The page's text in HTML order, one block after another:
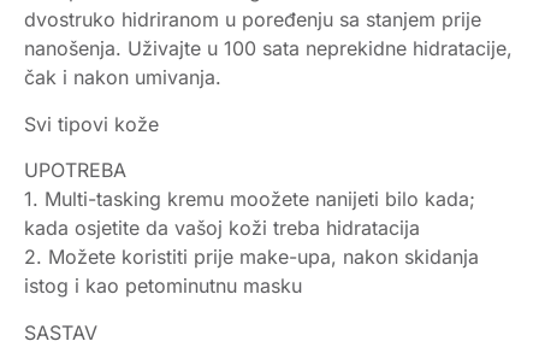
dvostruko hidriranom u poređenju sa stanjem prije
nanošenja. Uživajte u 100 sata neprekidne hidratacije,
čak i nakon umivanja.
Svi tipovi kože
UPOTREBA
1. Multi-tasking kremu moožete nanijeti bilo kada;
kada osjetite da vašoj koži treba hidratacija
2. Možete koristiti prije make-upa, nakon skidanja
istog i kao petominutnu masku
SASTAV